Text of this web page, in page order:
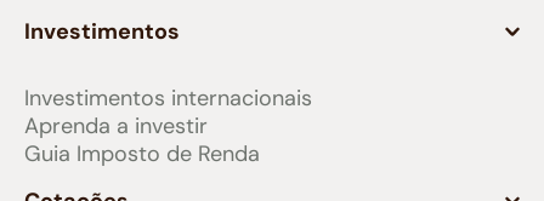
Investimentos
Investimentos internacionais
Aprenda a investir
Guia Imposto de Renda